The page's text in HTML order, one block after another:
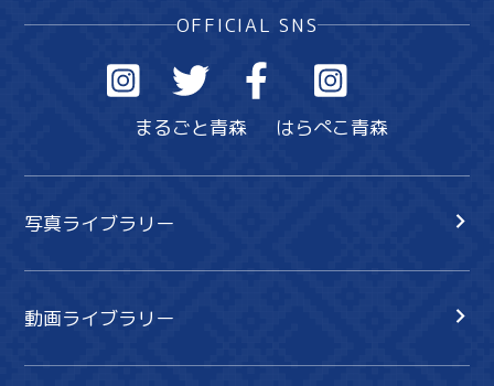
OFFICIAL SNS
まるごと青森 はらぺこ青森
写真ライブラリー
動画ライブラリー